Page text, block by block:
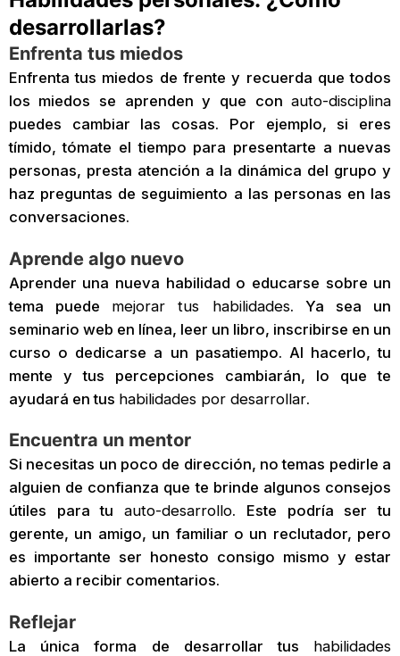
desarrollarlas?
Enfrenta tus miedos
Enfrenta tus miedos de frente y recuerda que todos
los miedos se aprenden y que conauto-disciplina
puedes cambiar las cosas. Por ejemplo, si eres
tímido, tómate el tiempo para presentarte a nuevas
personas, presta atención a la dinámica del grupo y
haz preguntas de seguimiento a las personas en las
conversaciones.
Aprende algo nuevo
Aprender una nueva habilidad o educarse sobre un
tema puede mejorar tus habilidades. Ya sea un
seminario web en línea, leer un libro, inscribirse en un
curso o dedicarse a un pasatiempo. Al hacerlo, tu
mente y tus percepciones cambiarán, lo que te
ayudará en tus habilidades por desarrollar.
Encuentra un mentor
Si necesitas un poco de dirección, no temas pedirle a
alguien de confianza que te brinde algunos consejos
útiles para tuauto-desarrollo. Este podría ser tu
gerente, un amigo, un familiar o un reclutador, pero
es importante ser honesto consigo mismo y estar
abierto a recibir comentarios.
Reflejar
La única forma de desarrollar tus habilidades